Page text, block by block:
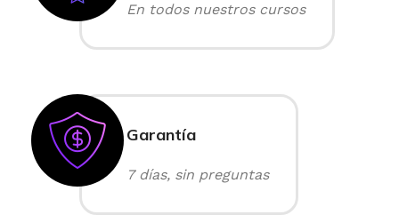
En todos nuestros cursos
Garantía
7 días, sin preguntas